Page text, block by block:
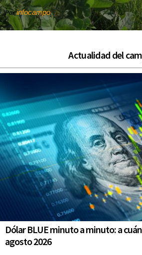
Porinfocampo
Actualidad del
Dólar BLUE minuto a minuto: a
agosto 2026